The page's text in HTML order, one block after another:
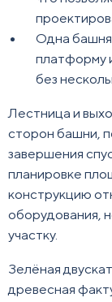
Одна башня
платформу
без
Лестница и
сторон башни,
завершения
планировке
конструкцию
оборудования,
участку.
Зелёная
древесная